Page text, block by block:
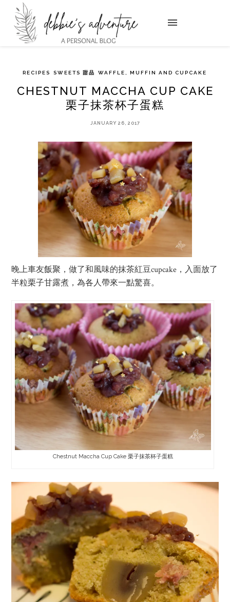
RECIPES SWEETS 甜品 WAFFLE, MUFFIN AND CUPCAKE
CHESTNUT MACCHA CUP CAKE
栗子抹茶杯子蛋糕
JANUARY 26, 2017
晚上車友飯聚，做了和風味的抹茶紅豆cupcake，入面放了
半粒栗子甘露煮，為各人帶來一點驚喜。
Chestnut Maccha Cup Cake 栗子抹茶杯子蛋糕